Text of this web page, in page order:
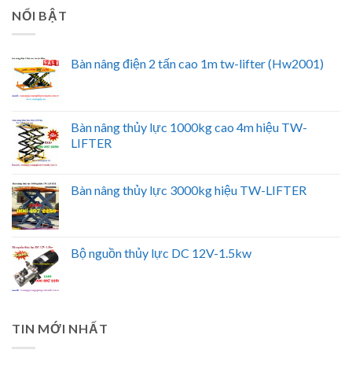
NỔI BẬT
Bàn nâng điện 2 tấn cao 1m tw-lifter (Hw2001)
Bàn nâng thủy lực 1000kg cao 4m hiệu TW-
LIFTER
Bàn nâng thủy lực 3000kg hiệu TW-LIFTER
Bộ nguồn thủy lực DC 12V-1.5kw
TIN MỚI NHẤT